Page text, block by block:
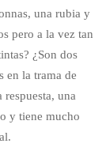
una rubia y
pero a la vez tan
¿Son dos
en la trama de
una
y tiene mucho